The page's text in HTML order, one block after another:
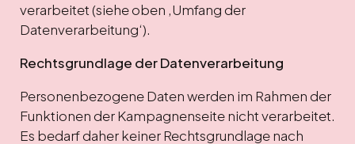
verarbeitet (siehe oben ‚Umfang der
Datenverarbeitung‘).
Rechtsgrundlage der Datenverarbeitung
Personenbezogene Daten werden im Rahmen der
Funktionen der Kampagnenseite nicht verarbeitet.
Es bedarf daher keiner Rechtsgrundlage nach